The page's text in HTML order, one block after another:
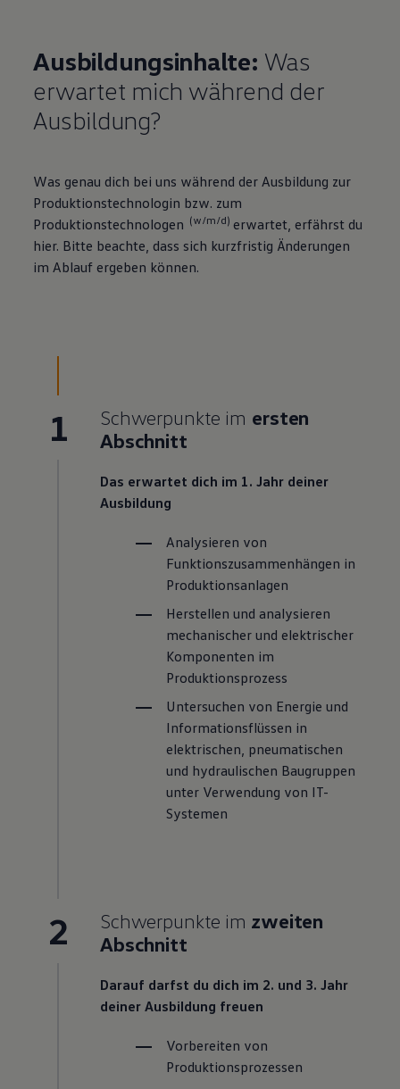
Ausbildungsinhalte: Was
erwartet mich während der
Ausbildung?
Was genau dich bei uns während der Ausbildung zur
Produktionstechnologin bzw. zum
Produktionstechnologen (w/m/d) erwartet, erfährst du
hier. Bitte beachte, dass sich kurzfristig Änderungen
im Ablauf ergeben können.
1 Schwerpunkte im ersten
Abschnitt
Das erwartet dich im 1. Jahr deiner
Ausbildung
Analysieren von
Funktionszusammenhängen in
Produktionsanlagen
Herstellen und analysieren
mechanischer und elektrischer
Komponenten im
Produktionsprozess
Untersuchen von Energie und
Informationsflüssen in
elektrischen, pneumatischen
und hydraulischen Baugruppen
unter Verwendung von IT-
Systemen
2 Schwerpunkte im zweiten
Abschnitt
Darauf darfst du dich im 2. und 3. Jahr
deiner Ausbildung freuen
Vorbereiten von
Produktionsprozessen